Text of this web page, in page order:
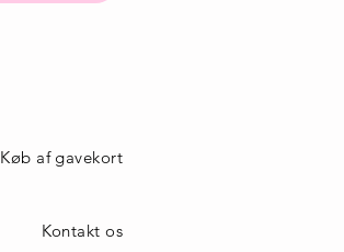
Køb af gavekort
Kontakt os